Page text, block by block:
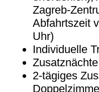
Zagreb-
Abfahrtszeit
Uhr)
Individuelle
2-tägiges